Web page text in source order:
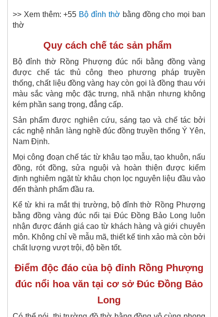
>> Xem thêm: +55 Bộ đỉnh thờ bằng đồng cho mọi ban
thờ
Quy cách chế tác sản phẩm
Bộ đỉnh thờ Rồng Phượng đúc nổi bằng đồng vàng
được chế tác thủ công theo phương pháp truyền
thống,chất liệu đồng vàng hay còn gọi là đồng thau với
màu sắc vàng mộc đặc trưng, nhã nhặn nhưng không
kém phần sang trọng, đẳng cấp.
Sản phẩm được nghiên cứu, sáng tạo và chế tác bởi
các nghệ nhân làng nghề đúc đồng truyền thống Ý Yên,
Nam Định.
Mọi công đoạn chế tác từ khâu tạo mẫu, tạo khuôn, nấu
đồng, rót đồng, sửa nguội và hoàn thiện được kiểm
định nghiêm ngặt từ khâu chọn lọc nguyên liệu đầu vào
đến thành phẩm đầu ra.
Kể từ khi ra mắt thị trường, bộ đỉnh thờ Rồng Phượng
bằng đồng vàng đúc nổi tại Đúc Đồng Bảo Long luôn
nhận được đánh giá cao từ khách hàng và giới chuyên
môn. Không chỉ về mẫu mã, thiết kế tinh xảo mà còn bởi
chất lượng vượt trội, độ bền tốt.
Điểm độc đáo của bộ đỉnh Rồng Phượng
đúc nổi hoa văn tại cơ sở Đúc Đồng Bảo
Long